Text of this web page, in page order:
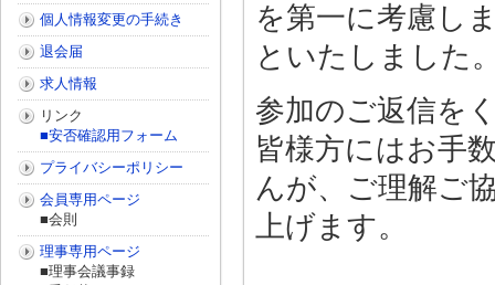
を第一に考慮し
といたしました
参加のご返信を
皆様方にはお手
んが、ご理解ご
上げます。
個人情報変更の手続き
退会届
求人情報
リンク
■安否確認用フォーム
プライバシーポリシー
会員専用ページ
■会則
理事専用ページ
■理事会議事録